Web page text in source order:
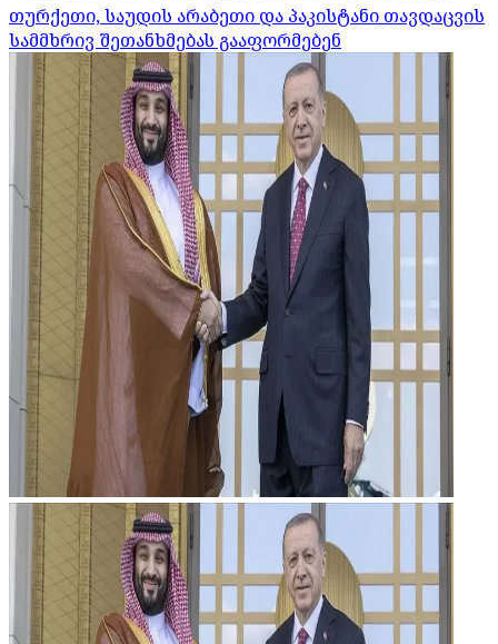
თურქეთი, საუდის არაბეთი და პაკისტანი თავდაცვის
სამმხრივ შეთანხმებას გააფორმებენ